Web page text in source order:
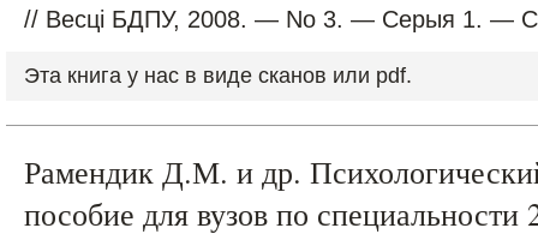
// Весці БДПУ, 2008. — No 3. — Серыя 1. —
Эта книга у нас в виде сканов или pdf.
Рамендик Д.М. и др.
пособие для вузов по